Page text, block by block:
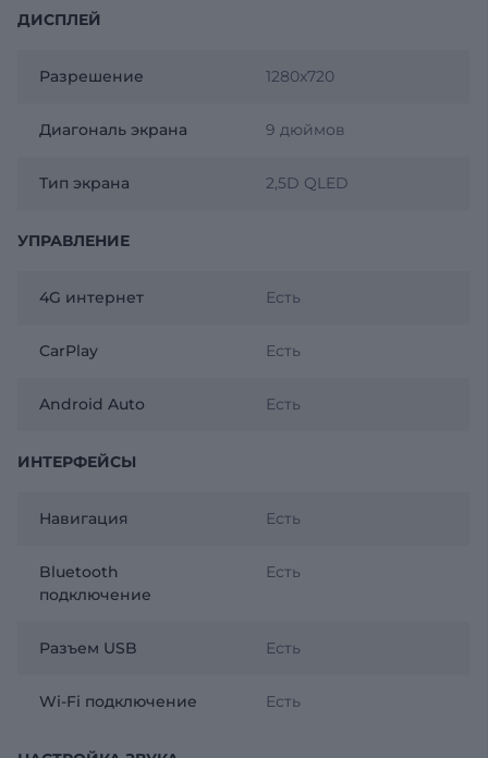
ДИСПЛЕЙ
Разрешение 1280x720
Диагональ экрана 9 дюймов
Тип экрана 2,5D QLED
УПРАВЛЕНИЕ
4G интернет Есть
CarPlay Есть
Android Auto Есть
ИНТЕРФЕЙСЫ
Навигация Есть
Bluetooth
подключение
Есть
Разъем USB Есть
Wi-Fi подключение Есть